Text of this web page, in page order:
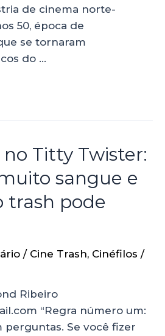
de cinema norte-
50, época de
se tornaram
do …
Titty Twister:
sangue e
trash pode
/ Cine Trash, Cinéfilos /
Ribeiro
“Regra número um:
perguntas. Se você fizer